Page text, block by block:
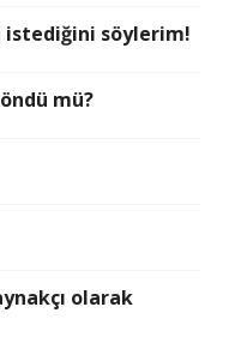
istediğini söylerim!
mü?
olarak